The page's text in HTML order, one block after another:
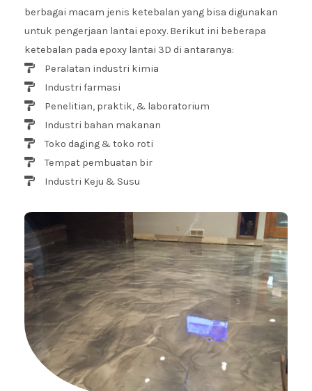
berbagai macam jenis ketebalan yang bisa digunakan
untuk pengerjaan lantai epoxy. Berikut ini beberapa
ketebalan pada epoxy lantai 3D di antaranya:
Peralatan industri kimia
Industri farmasi
Penelitian, praktik, & laboratorium
Industri bahan makanan
Toko daging & toko roti
Tempat pembuatan bir
Industri Keju & Susu